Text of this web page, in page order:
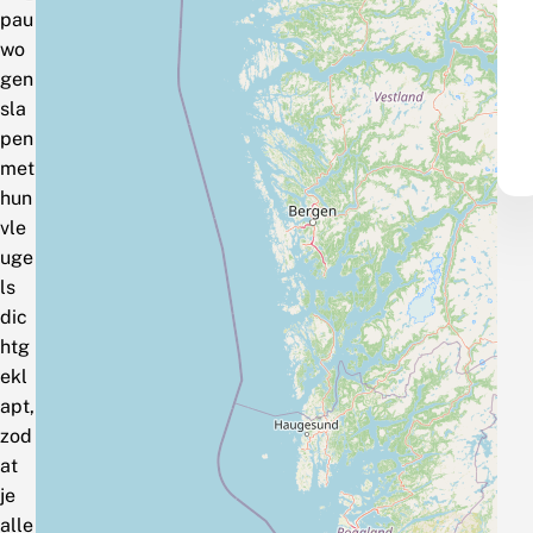
pau
wo
gen
sla
pen
met
hun
vle
uge
ls
dic
htg
ekl
apt,
zod
at
je
alle